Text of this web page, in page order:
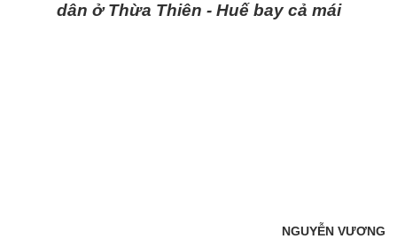
dân ở Thừa Thiên - Huế bay cả mái
NGUYỄN VƯƠNG